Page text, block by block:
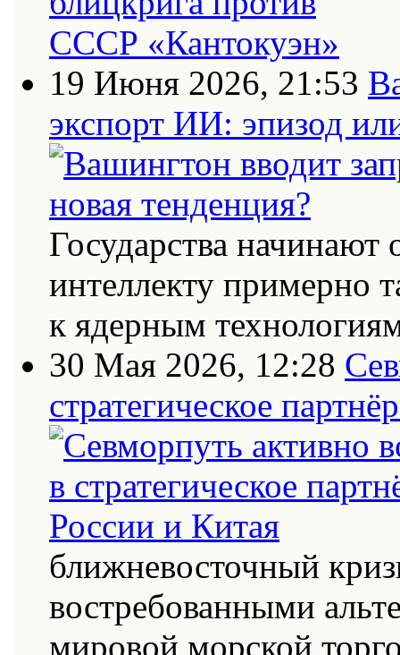
19 Июня 2026, 21:53
экспорт ИИ: эпизод
Государства начинают
интеллекту примерно
к ядерным
30 Мая 2026, 12:28
стратегическое
ближневосточный
востребованными
мировой морской